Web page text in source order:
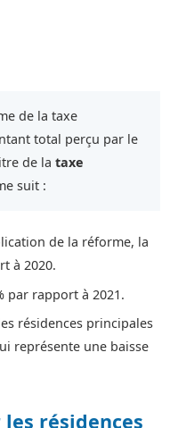
de la taxe
total perçu par le
de la taxe
suit :
de la réforme, la
à 2020.
par rapport à 2021.
résidences principales
représente une baisse
résidences